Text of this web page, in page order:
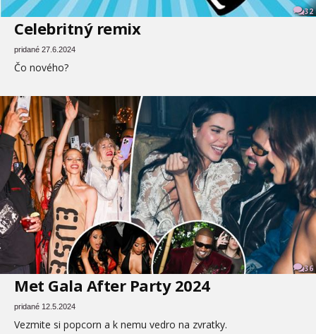
32
Celebritný remix
pridané 27.6.2024
Čo nového?
36
Met Gala After Party 2024
pridané 12.5.2024
Vezmite si popcorn a k nemu vedro na zvratky.